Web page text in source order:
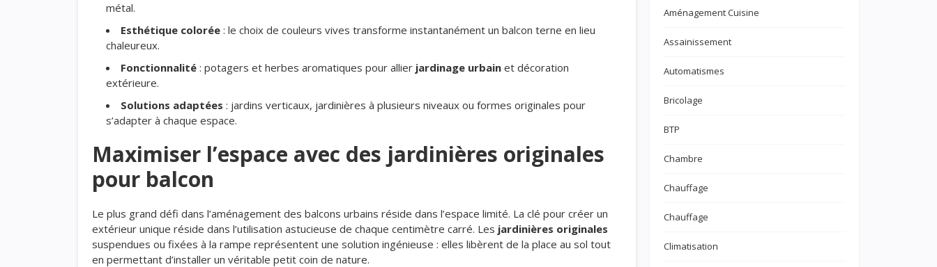
métal.
Esthétique colorée : le choix de couleurs vives transforme instantanément un balcon terne en lieu
chaleureux.
Fonctionnalité : potagers et herbes aromatiques pour allier jardinage urbain et décoration
extérieure.
Solutions adaptées : jardins verticaux, jardinières à plusieurs niveaux ou formes originales pour
s’adapter à chaque espace.
Maximiser l’espace avec des jardinières originales
pour balcon
Le plus grand défi dans l’aménagement des balcons urbains réside dans l’espace limité. La clé pour créer un
extérieur unique réside dans l’utilisation astucieuse de chaque centimètre carré. Les jardinières originales
suspendues ou fixées à la rampe représentent une solution ingénieuse : elles libèrent de la place au sol tout
en permettant d’installer un véritable petit coin de nature.
Aménagement Cuisine
Assainissement
Automatismes
Bricolage
BTP
Chambre
Chauffage
Chauffage
Climatisation